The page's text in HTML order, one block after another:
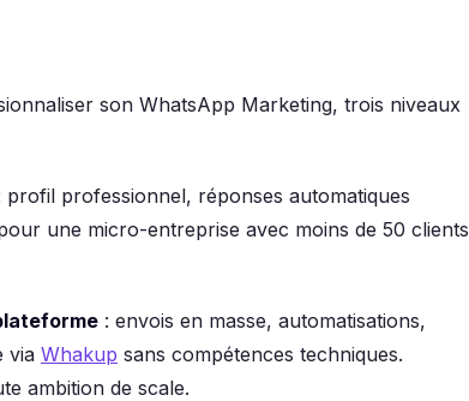
son WhatsApp Marketing, trois niveaux
profil professionnel, réponses automatiques
une micro-entreprise avec moins de 50 clients
: envois en masse, automatisations,
via Whakup sans compétences techniques.
ambition de scale.